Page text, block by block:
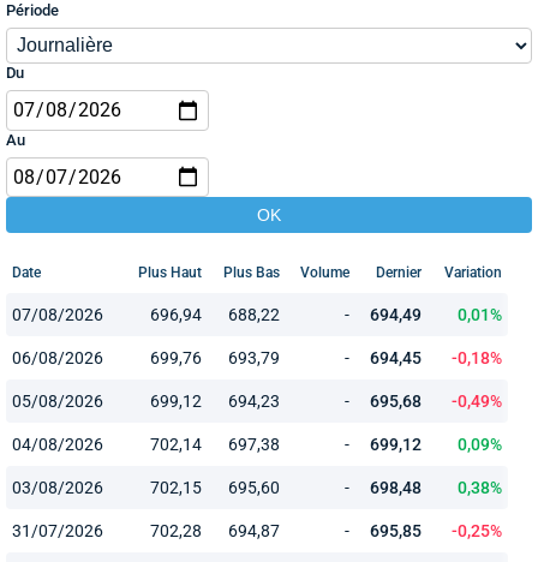
Période
Du
Au
Date Plus Haut Plus Bas Volume Dernier Variation
07/08/2026 696,94 688,22 - 694,49 0,01%
06/08/2026 699,76 693,79 - 694,45 -0,18%
05/08/2026 699,12 694,23 - 695,68 -0,49%
04/08/2026 702,14 697,38 - 699,12 0,09%
03/08/2026 702,15 695,60 - 698,48 0,38%
31/07/2026 702,28 694,87 - 695,85 -0,25%